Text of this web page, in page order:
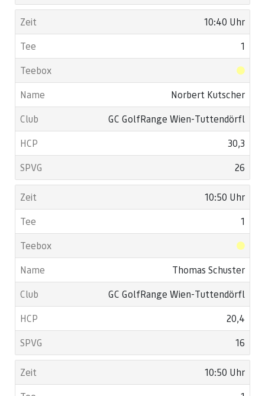
10:40 Uhr
1
Norbert Kutscher
GC GolfRange Wien-Tuttendörfl
30,3
26
10:50 Uhr
1
Thomas Schuster
GC GolfRange Wien-Tuttendörfl
20,4
16
10:50 Uhr